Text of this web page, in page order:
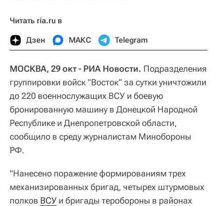
Читать ria.ru в
Дзен МАКС Telegram
МОСКВА, 29 окт - РИА Новости. Подразделения
группировки войск "Восток" за сутки уничтожили
до 220 военнослужащих ВСУ и боевую
бронированную машину в Донецкой Народной
Республике и Днепропетровской области,
сообщило в среду журналистам Минобороны
РФ.
"Нанесено поражение формированиям трех
механизированных бригад, четырех штурмовых
полков ВСУ и бригады теробороны в районах